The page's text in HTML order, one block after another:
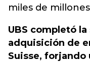
miles de
UBS completó la
adquisición de
Suisse, forjando